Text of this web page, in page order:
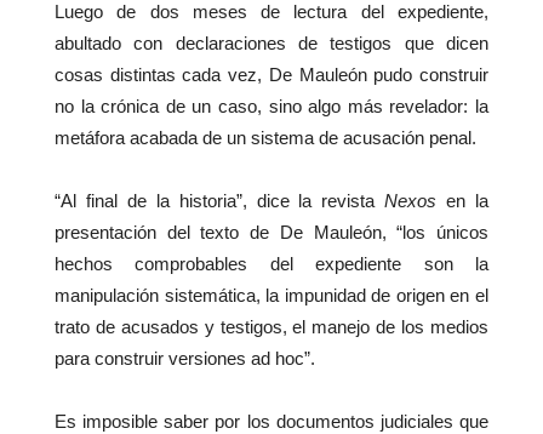
Luego de dos meses de lectura del expediente,
abultado con declaraciones de testigos que dicen
cosas distintas cada vez, De Mauleón pudo construir
no la crónica de un caso, sino algo más revelador: la
metáfora acabada de un sistema de acusación penal.
“Al final de la historia”, dice la revistaNexosen la
presentación del texto de De Mauleón, “los únicos
hechos comprobables del expediente son la
manipulación sistemática, la impunidad de origen en el
trato de acusados y testigos, el manejo de los medios
para construir versiones ad hoc”.
Es imposible saber por los documentos judiciales que